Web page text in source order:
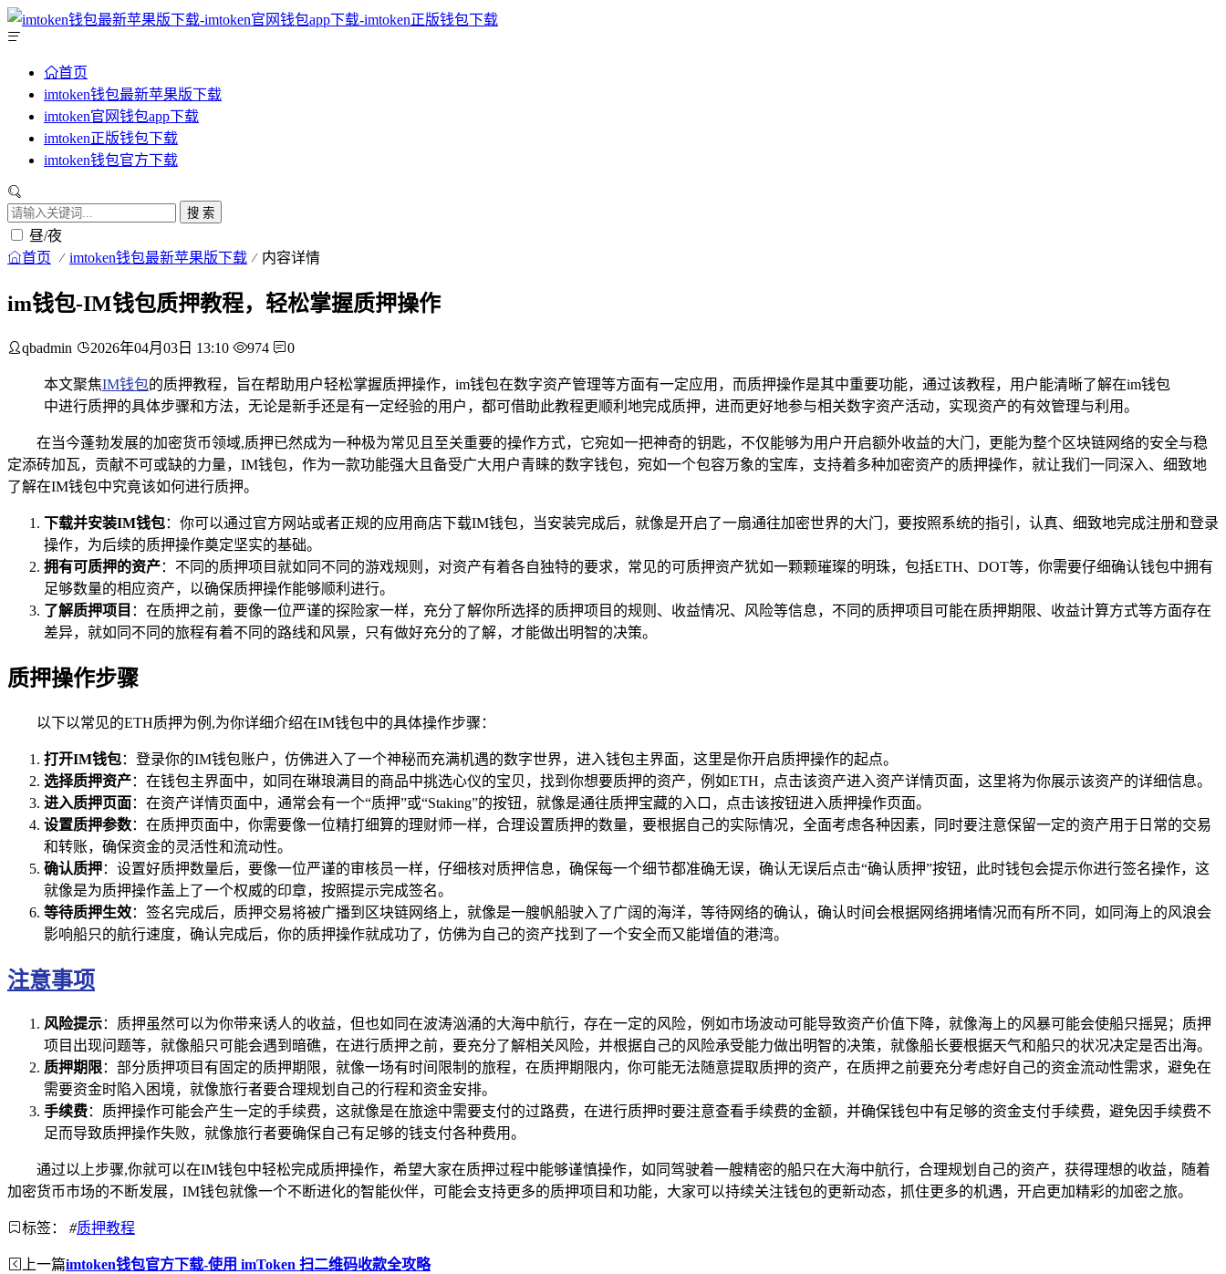
首页
imtoken钱包最新苹果版下载
imtoken官网钱包app下载
imtoken正版钱包下载
imtoken钱包官方下载
搜 索
昼/夜
首页 imtoken钱包最新苹果版下载 内容详情
im钱包-IM钱包质押教程，轻松掌握质押操作
qbadmin 2026年04月03日 13:10 974 0
本文聚焦IM钱包的质押教程，旨在帮助用户轻松掌握质押操作，im钱包在数字资产管理等方面有一定应用，而质押操作是其中重要功能，通过该教程，用户能清晰了解在im钱包
中进行质押的具体步骤和方法，无论是新手还是有一定经验的用户，都可借助此教程更顺利地完成质押，进而更好地参与相关数字资产活动，实现资产的有效管理与利用。
在当今蓬勃发展的加密货币领域,质押已然成为一种极为常见且至关重要的操作方式，它宛如一把神奇的钥匙，不仅能够为用户开启额外收益的大门，更能为整个区块链网络的安全与稳
定添砖加瓦，贡献不可或缺的力量，IM钱包，作为一款功能强大且备受广大用户青睐的数字钱包，宛如一个包容万象的宝库，支持着多种加密资产的质押操作，就让我们一同深入、细致地
了解在IM钱包中究竟该如何进行质押。
下载并安装IM钱包：你可以通过官方网站或者正规的应用商店下载IM钱包，当安装完成后，就像是开启了一扇通往加密世界的大门，要按照系统的指引，认真、细致地完成注册和登录
操作，为后续的质押操作奠定坚实的基础。
拥有可质押的资产：不同的质押项目就如同不同的游戏规则，对资产有着各自独特的要求，常见的可质押资产犹如一颗颗璀璨的明珠，包括ETH、DOT等，你需要仔细确认钱包中拥有
足够数量的相应资产，以确保质押操作能够顺利进行。
了解质押项目 ：在质押之前，要像一位严谨的探险家一样，充分了解你所选择的质押项目的规则、收益情况、风险等信息，不同的质押项目可能在质押期限、收益计算方式等方面存在
差异，就如同不同的旅程有着不同的路线和风景，只有做好充分的了解，才能做出明智的决策。
质押操作步骤
以下以常见的ETH质押为例,为你详细介绍在IM钱包中的具体操作步骤：
打开IM钱包：登录你的IM钱包账户，仿佛进入了一个神秘而充满机遇的数字世界，进入钱包主界面，这里是你开启质押操作的起点。
选择质押资产：在钱包主界面中，如同在琳琅满目的商品中挑选心仪的宝贝，找到你想要质押的资产，例如ETH，点击该资产进入资产详情页面，这里将为你展示该资产的详细信息。
进入质押页面：在资产详情页面中，通常会有一个“质押”或“Staking”的按钮，就像是通往质押宝藏的入口，点击该按钮进入质押操作页面。
设置质押参数：在质押页面中，你需要像一位精打细算的理财师一样，合理设置质押的数量，要根据自己的实际情况，全面考虑各种因素，同时要注意保留一定的资产用于日常的交易
和转账，确保资金的灵活性和流动性。
确认质押：设置好质押数量后，要像一位严谨的审核员一样，仔细核对质押信息，确保每一个细节都准确无误，确认无误后点击“确认质押”按钮，此时钱包会提示你进行签名操作，这
就像是为质押操作盖上了一个权威的印章，按照提示完成签名。
等待质押生效：签名完成后，质押交易将被广播到区块链网络上，就像是一艘帆船驶入了广阔的海洋，等待网络的确认，确认时间会根据网络拥堵情况而有所不同，如同海上的风浪会
影响船只的航行速度，确认完成后，你的质押操作就成功了，仿佛为自己的资产找到了一个安全而又能增值的港湾。
注意事项
风险提示：质押虽然可以为你带来诱人的收益，但也如同在波涛汹涌的大海中航行，存在一定的风险，例如市场波动可能导致资产价值下降，就像海上的风暴可能会使船只摇晃；质押
项目出现问题等，就像船只可能会遇到暗礁，在进行质押之前，要充分了解相关风险，并根据自己的风险承受能力做出明智的决策，就像船长要根据天气和船只的状况决定是否出海。
质押期限：部分质押项目有固定的质押期限，就像一场有时间限制的旅程，在质押期限内，你可能无法随意提取质押的资产，在质押之前要充分考虑好自己的资金流动性需求，避免在
需要资金时陷入困境，就像旅行者要合理规划自己的行程和资金安排。
手续费：质押操作可能会产生一定的手续费，这就像是在旅途中需要支付的过路费，在进行质押时要注意查看手续费的金额，并确保钱包中有足够的资金支付手续费，避免因手续费不
足而导致质押操作失败，就像旅行者要确保自己有足够的钱支付各种费用。
通过以上步骤,你就可以在IM钱包中轻松完成质押操作，希望大家在质押过程中能够谨慎操作，如同驾驶着一艘精密的船只在大海中航行，合理规划自己的资产，获得理想的收益，随着
加密货币市场的不断发展，IM钱包就像一个不断进化的智能伙伴，可能会支持更多的质押项目和功能，大家可以持续关注钱包的更新动态，抓住更多的机遇，开启更加精彩的加密之旅。
标签： #质押教程
上一篇imtoken钱包官方下载-使用 imToken 扫二维码收款全攻略